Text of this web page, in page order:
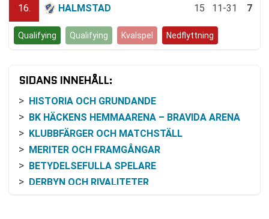
16. HALMSTAD 15 11-31 7
Qualifying Qualifying Kvalspel Nedflyttning
SIDANS INNEHÅLL:
HISTORIA OCH GRUNDANDE
BK HÄCKENS HEMMAARENA – BRAVIDA ARENA
KLUBBFÄRGER OCH MATCHSTÄLL
MERITER OCH FRAMGÅNGAR
BETYDELSEFULLA SPELARE
DERBYN OCH RIVALITETER